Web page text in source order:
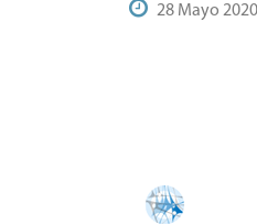
28 Mayo 2020